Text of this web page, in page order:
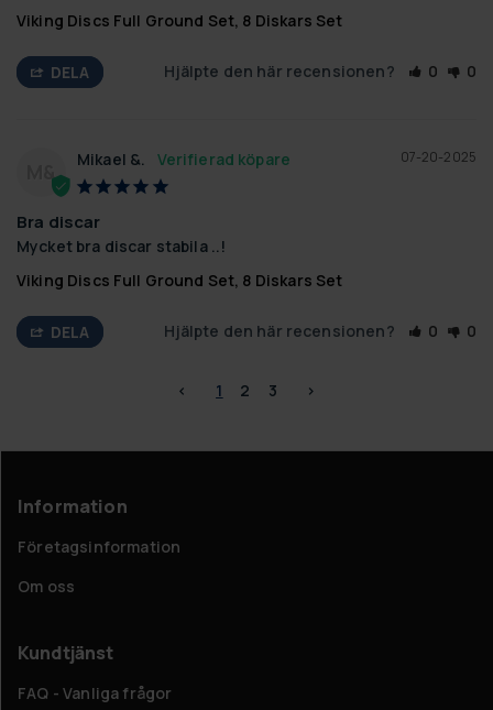
Viking Discs Full Ground Set, 8 Diskars Set
DELA Hjälpte den här recensionen? 0 0
M&
07-20-2025
Mikael &.
Bra discar
Mycket bra discar stabila ..!
Viking Discs Full Ground Set, 8 Diskars Set
DELA Hjälpte den här recensionen? 0 0
< 1 2 3 >
Information
Företagsinformation
Om oss
Kundtjänst
FAQ - Vanliga frågor